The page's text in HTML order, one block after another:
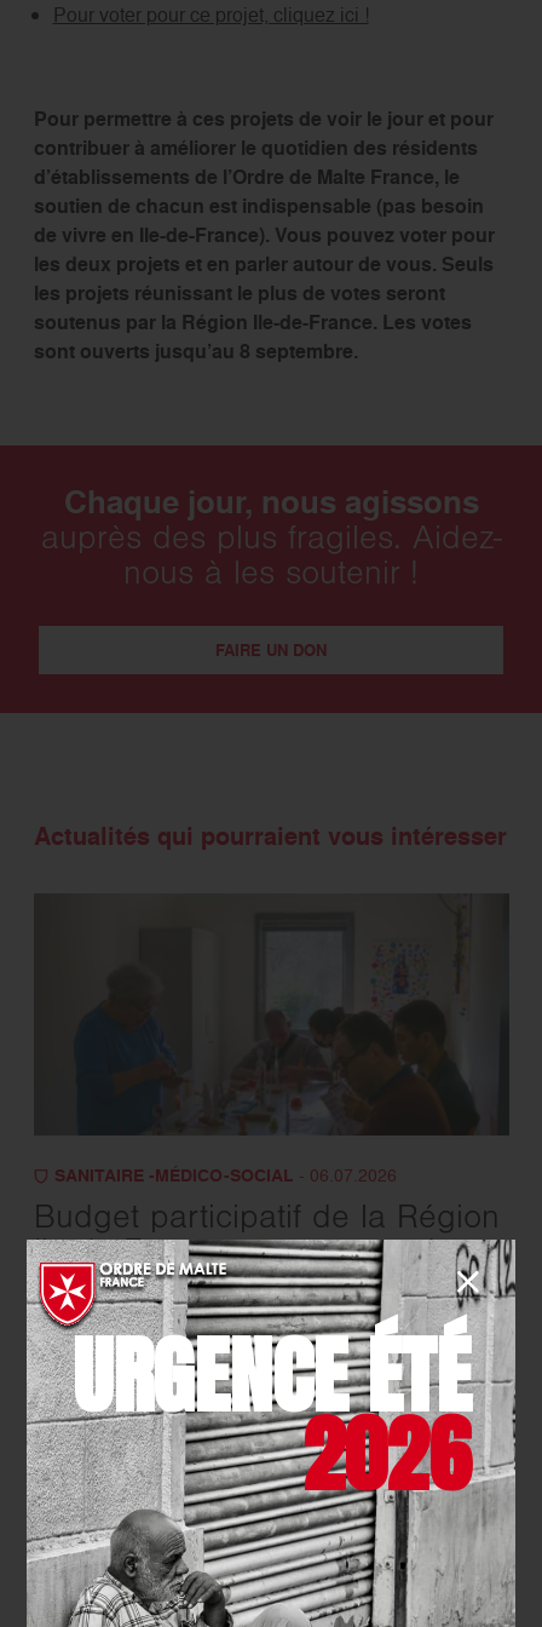
Pour voter pour ce projet, cliquez ici !
Pour permettre à ces projets de voir le jour et pour
contribuer à améliorer le quotidien des résidents
d’établissements de l’Ordre de Malte France, le
soutien de chacun est indispensable (pas besoin
de vivre en Ile-de-France). Vous pouvez voter pour
les deux projets et en parler autour de vous. Seuls
les projets réunissant le plus de votes seront
soutenus par la Région Ile-de-France. Les votes
sont ouverts jusqu’au 8 septembre.
Chaque jour, nous agissons
auprès des plus fragiles. Aidez-
nous à les soutenir !
FAIRE UN DON
Actualités qui pourraient vous intéresser
SANITAIRE -MÉDICO-SOCIAL - 06.07.2026
Budget participatif de la Région
Ile-de-France : votez pour deux
projets de l’Ordre de Malte
France !
EN SAVOIR PLUS
URGENCE ÉTÉ
2026